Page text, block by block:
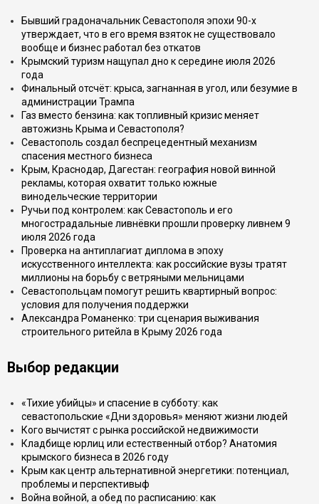
Бывший градоначальник Севастополя эпохи 90-х
утверждает, что в его время взяток не существовало
вообще и бизнес работал без откатов
Крымский туризм нащупал дно к середине июля 2026
года
Финальный отсчёт: крыса, загнанная в угол, или безумие в
администрации Трампа
Газ вместо бензина: как топливный кризис меняет
автожизнь Крыма и Севастополя?
Севастополь создал беспрецедентный механизм
спасения местного бизнеса
Крым, Краснодар, Дагестан: география новой винной
рекламы, которая охватит только южные
винодельческие территории
Ручьи под контролем: как Севастополь и его
многострадальные ливнёвки прошли проверку ливнем 9
июля 2026 года
Проверка на антиплагиат диплома в эпоху
искусственного интеллекта: как российские вузы тратят
миллионы на борьбу с ветряными мельницами
Севастопольцам помогут решить квартирный вопрос:
условия для получения поддержки
Александра Романенко: три сценария выживания
строительного ритейла в Крыму 2026 года
Выбор редакции
«Тихие убийцы» и спасение в субботу: как
севастопольские «Дни здоровья» меняют жизни людей
Кого вычистят с рынка российской недвижимости
Кладбище юрлиц или естественный отбор? Анатомия
крымского бизнеса в 2026 году
Крым как центр альтернативной энергетики: потенциал,
проблемы и перспективыф
Война войной, а обед по расписанию: как